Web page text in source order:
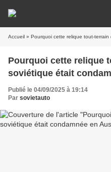
Accueil » Pourquoi cette relique tout-terrain
Pourquoi cette relique
soviétique était
Publié le 04/09/2025 à 19:14
Par sovietauto